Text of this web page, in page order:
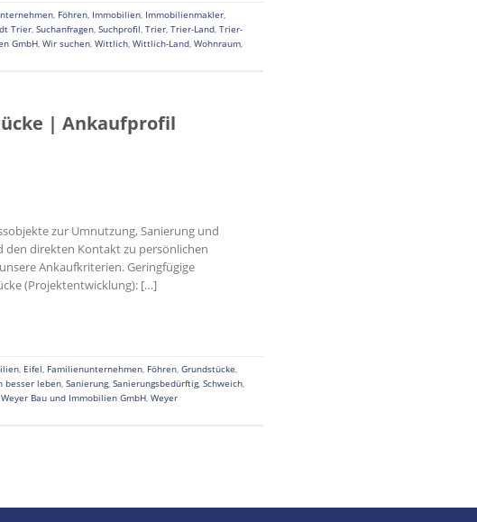
Föhren Immobilien Immobilienmakler
Trier Suchanfragen Suchprofil Trier Trier-Land Trier-
GmbH Wir suchen Wittlich Wittlich-Land Wohnraum
| Ankaufprofil
zur Umnutzung, Sanierung und
den direkten Kontakt zu persönlichen
Ankaufkriterien. Geringfügige
(Projektentwicklung): […]
Eifel Familienunternehmen Föhren Grundstücke
besser leben Sanierung, Sanierungsbedürftig, Schweich
Weyer Bau und Immobilien GmbH Weyer